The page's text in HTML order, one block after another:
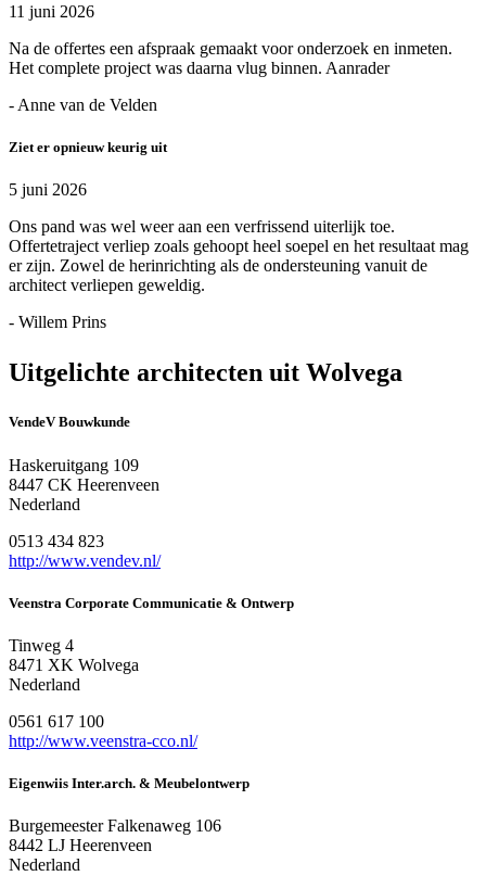
11 juni 2026
Na de offertes een afspraak gemaakt voor onderzoek en inmeten.
Het complete project was daarna vlug binnen. Aanrader
- Anne van de Velden
Ziet er opnieuw keurig uit
5 juni 2026
Ons pand was wel weer aan een verfrissend uiterlijk toe.
Offertetraject verliep zoals gehoopt heel soepel en het resultaat mag
er zijn. Zowel de herinrichting als de ondersteuning vanuit de
architect verliepen geweldig.
- Willem Prins
Uitgelichte architecten uit Wolvega
VendeV Bouwkunde
Haskeruitgang 109
8447 CK Heerenveen
Nederland
0513 434 823
http://www.vendev.nl/
Veenstra Corporate Communicatie & Ontwerp
Tinweg 4
8471 XK Wolvega
Nederland
0561 617 100
http://www.veenstra-cco.nl/
Eigenwiis Inter.arch. & Meubelontwerp
Burgemeester Falkenaweg 106
8442 LJ Heerenveen
Nederland